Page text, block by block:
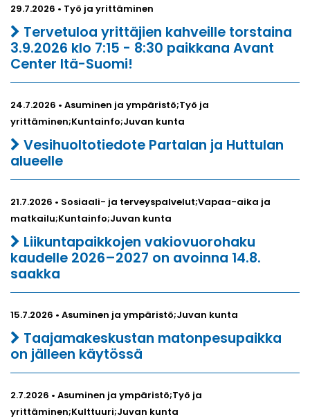
29.7.2026 • Työ ja yrittäminen
Tervetuloa yrittäjien kahveille torstaina
3.9.2026 klo 7:15 - 8:30 paikkana Avant
Center Itä-Suomi!
24.7.2026 • Asuminen ja ympäristö;Työ ja
yrittäminen;Kuntainfo;Juvan kunta
Vesihuoltotiedote Partalan ja Huttulan
alueelle
21.7.2026 • Sosiaali- ja terveyspalvelut;Vapaa-aika ja
matkailu;Kuntainfo;Juvan kunta
Liikuntapaikkojen vakiovuorohaku
kaudelle 2026–2027 on avoinna 14.8.
saakka
15.7.2026 • Asuminen ja ympäristö;Juvan kunta
Taajamakeskustan matonpesupaikka
on jälleen käytössä
2.7.2026 • Asuminen ja ympäristö;Työ ja
yrittäminen;Kulttuuri;Juvan kunta